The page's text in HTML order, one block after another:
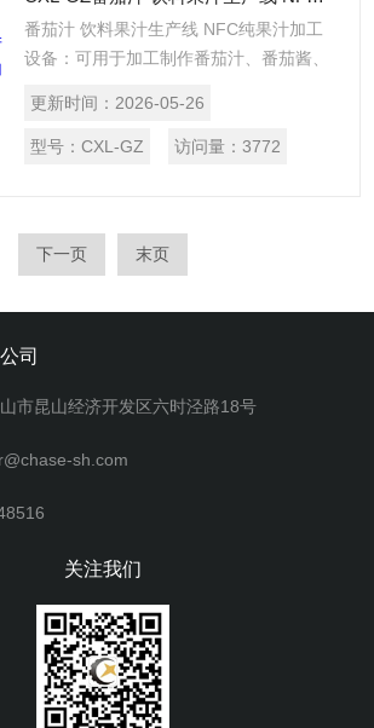
番茄汁 饮料果汁生产线 NFC纯果汁加工
设备：可用于加工制作番茄汁、番茄酱、
求定制。设备同样适用于：树莓、刺梨、
油柑、桑椹、蓝莓、草莓等果蔬产品的破
更新时间： 2026-05-26
型号： CXL-GZ 访问量：3772
下一页 末页
司
市昆山经济开发区六时泾路18号
sh.com
关注我们